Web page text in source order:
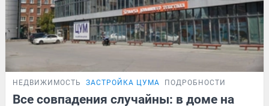
НЕДВИЖИМОСТЬ ЗАСТРОЙКА ЦУМА ПОДРОБНОСТИ
Все совпадения случайны: в доме на